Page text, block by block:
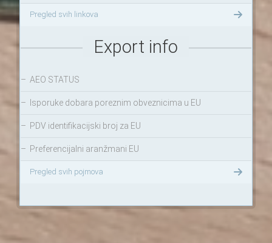
Pregled svih linkova
Export info
– AEO STATUS
– Isporuke dobara poreznim obveznicima u EU
– PDV identifikacijski broj za EU
– Preferencijalni aranžmani EU
Pregled svih pojmova